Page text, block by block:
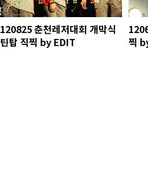
120825 춘천레저대회 개막식
틴탑 직찍 by EDIT
찍